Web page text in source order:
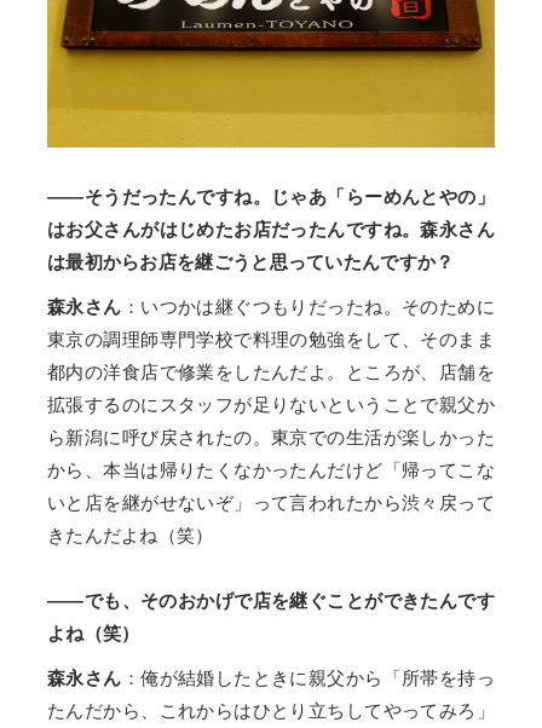
——そうだったんですね。じゃあ「らーめんとやの」
はお父さんがはじめたお店だったんですね。森永さん
は最初からお店を継ごうと思っていたんですか？
森永さん ：いつかは継ぐつもりだったね。そのために
東京の調理師専門学校で料理の勉強をして、そのまま
都内の洋食店で修業をしたんだよ。ところが、店舗を
拡張するのにスタッフが足りないということで親父か
ら新潟に呼び戻されたの。東京での生活が楽しかった
から、本当は帰りたくなかったんだけど「帰ってこな
いと店を継がせないぞ」って言われたから渋々戻って
きたんだよね（笑）
——でも、そのおかげで店を継ぐことができたんです
よね（笑）
森永さん ：俺が結婚したときに親父から「所帯を持っ
たんだから、これからはひとり立ちしてやってみろ」